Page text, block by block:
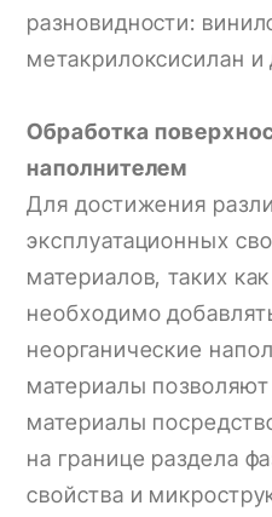
разновидности:
метакрилоксисилан и
Обработка
наполнителем
Для достижения
эксплуатационных
материалов, таких
необходимо
неорганические
материалы
материалы
на границе раздела
свойства и